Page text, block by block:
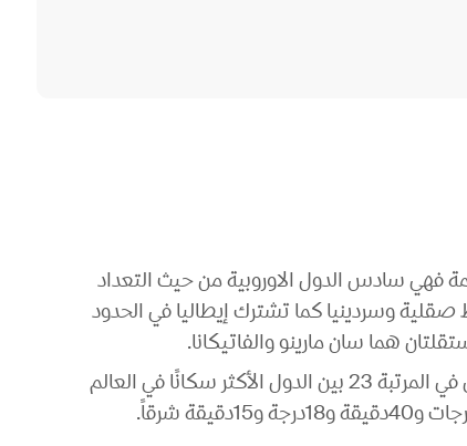
ايطاليا في الجهة الجنوبية من قارة اوروبا، يسكن ايطاليا حوالي أكثر من 60 مليون نسمة فهي سادس الدول الاوروبية من حيث التعداد
صقلية وسردينيا كما تشترك إيطاليا في الحدود
هما سان مارينو والفاتيكانا.
تغطي الأراضي الإيطالية مساحة 301,338 كم2 ويعتبر مناخها موسمي معتدل ويسكن البلاد 60.2 مليون نسمة، وتحل في المرتبة 23 بين الدول الأكثر سكانًا في العالم